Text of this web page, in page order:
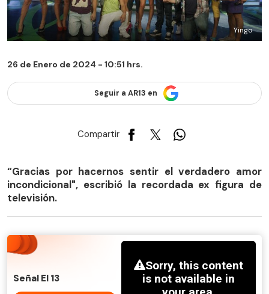
Yingo
26 de Enero de 2024 - 10:51 hrs.
Seguir a AR13 en
Compartir
“Gracias por hacernos sentir el verdadero amor
incondicional", escribió la recordada ex figura de
televisión.
Señal El 13